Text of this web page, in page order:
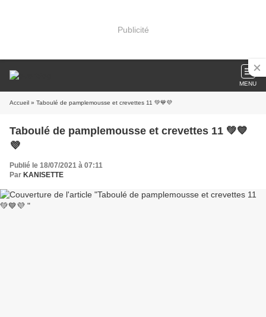
Publicité
MENU
Accueil » Taboulé de pamplemousse et crevettes 11 💚💙💜
Taboulé de pamplemousse et crevettes 11 💚💙
💜
Publié le 18/07/2021 à 07:11
Par KANISETTE